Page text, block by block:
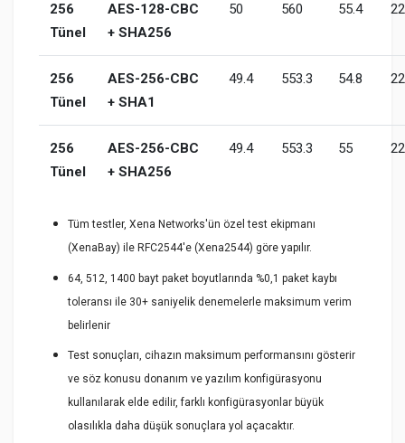
256
Tünel
AES-128-CBC
+ SHA256
50 560 55.4
256
Tünel
AES-256-CBC
+ SHA1
49.4 553.3 54.8
256
Tünel
AES-256-CBC
+ SHA256
49.4 553.3 55
Tüm testler, Xena Networks'ün özel test ekipmanı
(XenaBay) ile RFC2544'e (Xena2544) göre yapılır.
64, 512, 1400 bayt paket boyutlarında %0,1 paket kaybı
toleransı ile 30+ saniyelik denemelerle maksimum verim
belirlenir
Test sonuçları, cihazın maksimum performansını gösterir
ve söz konusu donanım ve yazılım konfigürasyonu
kullanılarak elde edilir, farklı konfigürasyonlar büyük
olasılıkla daha düşük sonuçlara yol açacaktır.